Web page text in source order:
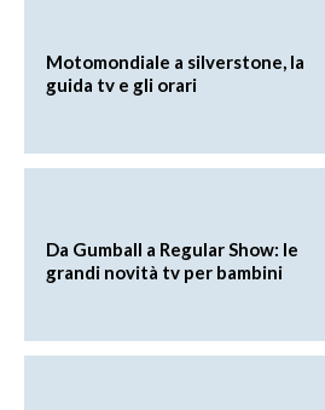
Motomondiale a silverstone, la
guida tv e gli orari
Da Gumball a Regular Show: le
grandi novità tv per bambini